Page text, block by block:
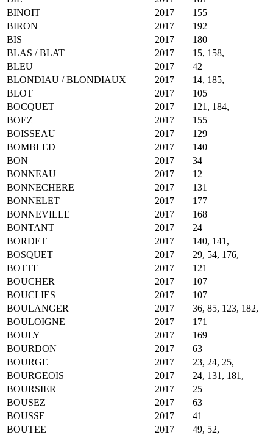
BINOIT
2017
155
BIRON
2017
192
BIS
2017
180
BLAS / BLAT
2017
15, 158,
BLEU
2017
42
BLONDIAU / BLONDIAUX
2017
14, 185,
BLOT
2017
105
BOCQUET
2017
121, 184,
BOEZ
2017
155
BOISSEAU
2017
129
BOMBLED
2017
140
BON
2017
34
BONNEAU
2017
12
BONNECHERE
2017
131
BONNELET
2017
177
BONNEVILLE
2017
168
BONTANT
2017
24
BORDET
2017
140, 141,
BOSQUET
2017
29, 54, 176,
BOTTE
2017
121
BOUCHER
2017
107
BOUCLIES
2017
107
BOULANGER
2017
36, 85, 123, 182,
BOULOIGNE
2017
171
BOULY
2017
169
BOURDON
2017
63
BOURGE
2017
23, 24, 25,
BOURGEOIS
2017
24, 131, 181,
BOURSIER
2017
25
BOUSEZ
2017
63
BOUSSE
2017
41
BOUTEE
2017
49, 52,